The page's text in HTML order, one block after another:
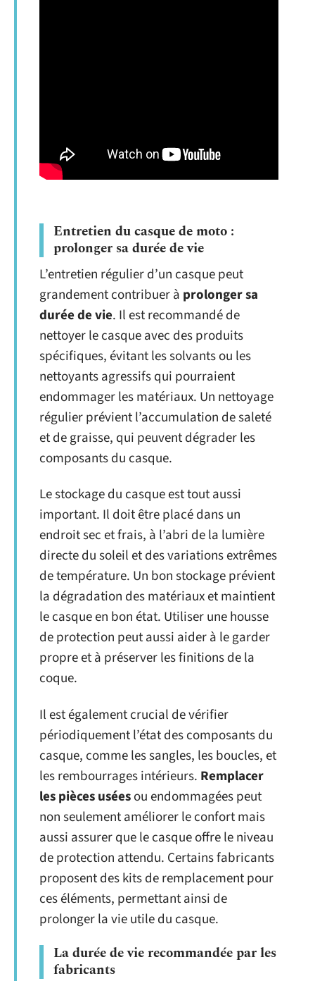
Entretien du casque de moto :
prolonger sa durée de vie
L’entretien régulier d’un casque peut
grandement contribuer à prolonger sa
durée de vie. Il est recommandé de
nettoyer le casque avec des produits
spécifiques, évitant les solvants ou les
nettoyants agressifs qui pourraient
endommager les matériaux. Un nettoyage
régulier prévient l’accumulation de saleté
et de graisse, qui peuvent dégrader les
composants du casque.
Le stockage du casque est tout aussi
important. Il doit être placé dans un
endroit sec et frais, à l’abri de la lumière
directe du soleil et des variations extrêmes
de température. Un bon stockage prévient
la dégradation des matériaux et maintient
le casque en bon état. Utiliser une housse
de protection peut aussi aider à le garder
propre et à préserver les finitions de la
coque.
Il est également crucial de vérifier
périodiquement l’état des composants du
casque, comme les sangles, les boucles, et
les rembourrages intérieurs. Remplacer
les pièces uséesou endommagées peut
non seulement améliorer le confort mais
aussi assurer que le casque offre le niveau
de protection attendu. Certains fabricants
proposent des kits de remplacement pour
ces éléments, permettant ainsi de
prolonger la vie utile du casque.
La durée de vie recommandée par les
fabricants